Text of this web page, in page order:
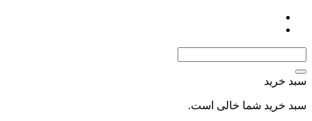
شما خالی است.